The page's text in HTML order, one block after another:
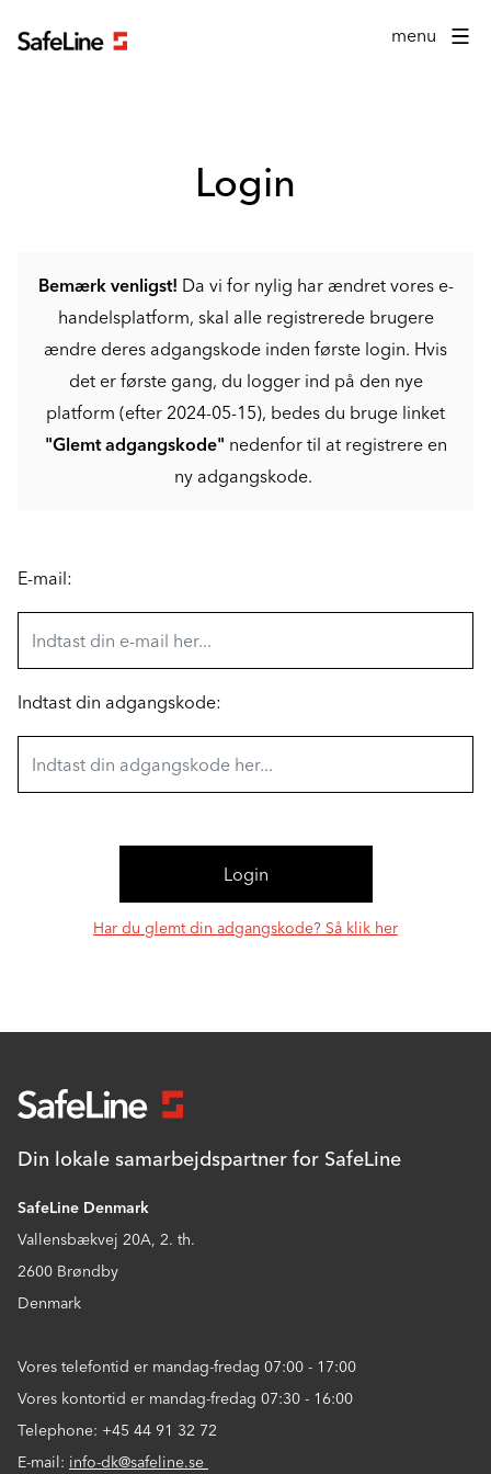
menu
Login
Bemærk venligst! Da vi for nylig har ændret vores e-
handelsplatform, skal alle registrerede brugere
ændre deres adgangskode inden første login. Hvis
det er første gang, du logger ind på den nye
platform (efter 2024-05-15), bedes du bruge linket
"Glemt adgangskode" nedenfor til at registrere en
ny adgangskode.
Login formular
E-mail:
Indtast din adgangskode:
Har du glemt din adgangskode? Så klik her
Din lokale samarbejdspartner for SafeLine
SafeLine Denmark
Vallensbækvej 20A, 2. th.
2600 Brøndby
Denmark
Vores telefontid er mandag-fredag 07:00 - 17:00
Vores kontortid er mandag-fredag 07:30 - 16:00
Telephone: +45 44 91 32 72
E-mail: info-dk@safeline.se